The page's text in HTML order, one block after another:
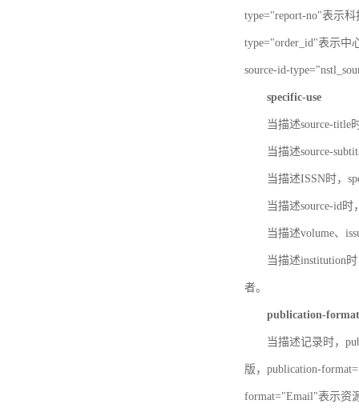
type="report-no"表示
type="order_id"表示中
source-id-
specific-use
当描述source-title
当描述source-
当描述ISSN时，
当描述source-id
当描述volume、
当描述institution
者。
publication-format
当描述记录时，
版，publication-
format="Email"表示资